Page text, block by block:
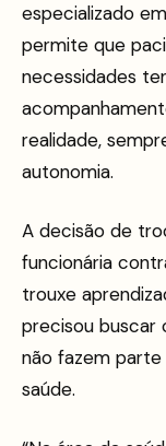
especializado
permite que
necessidades
realidade,
autonomia.
A decisão de
funcionária
trouxe
precisou buscar
não fazem
saúde.